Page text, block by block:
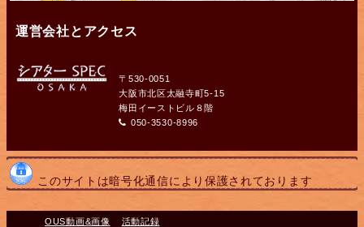
運営会社とアクセス
〒530-0051
大阪市北区太融寺町5-15
梅田イーストビル８階
050-3530-8996
このサイトは暗号化通信により保護されております
OUS動画&画像
活動記録